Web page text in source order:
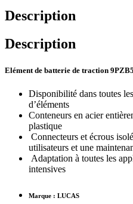
Description
Description
Elément de batterie de traction
Disponibilité dans toutes
d’éléments
Conteneurs en acier
plastique
Connecteurs et écrous
utilisateurs et une
Adaptation à toutes les
intensives
Marque : LUCAS